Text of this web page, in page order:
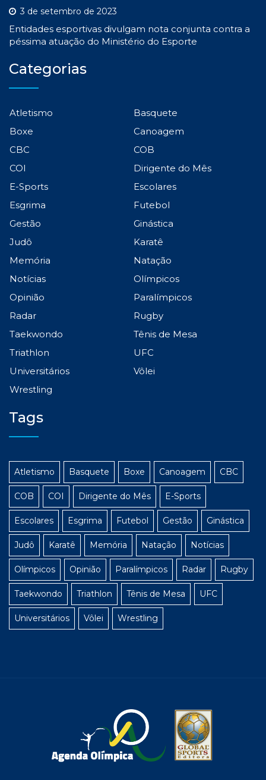
3 de setembro de 2023
Entidades esportivas divulgam nota conjunta contra a
péssima atuação do Ministério do Esporte
Categorias
Atletismo
Basquete
Boxe
Canoagem
CBC
COB
COI
Dirigente do Mês
E-Sports
Escolares
Esgrima
Futebol
Gestão
Ginástica
Judô
Karatê
Memória
Natação
Notícias
Olímpicos
Opinião
Paralímpicos
Radar
Rugby
Taekwondo
Tênis de Mesa
Triathlon
UFC
Universitários
Vôlei
Wrestling
Tags
Atletismo Basquete Boxe Canoagem CBC
COB COI Dirigente do Mês E-Sports
Escolares Esgrima Futebol Gestão Ginástica
Judô Karatê Memória Natação Notícias
Olímpicos Opinião Paralímpicos Radar Rugby
Taekwondo Triathlon Tênis de Mesa UFC
Universitários Vôlei Wrestling